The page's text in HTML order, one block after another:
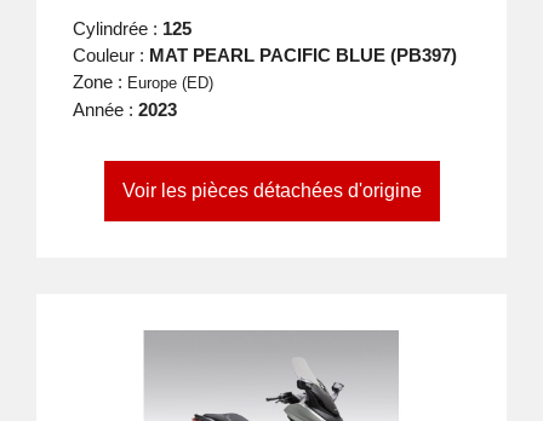
Cylindrée : 125
Couleur : MAT PEARL PACIFIC BLUE (PB397)
Zone : Europe (ED)
Année : 2023
Voir les pièces détachées d'origine